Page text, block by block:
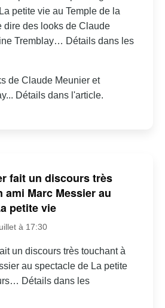
petite vie au Temple de la
des looks de Claude
Tremblay… Détails dans les
de Claude Meunier et
Détails dans l'article.
fait un discours très
ami Marc Messier au
petite vie
à 17:30
un discours très touchant à
au spectacle de La petite
Détails dans les